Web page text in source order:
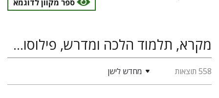
ספר מקוון לדוגמא
מקרא, תלמוד הלכה ומדרש, פילוסופיה ומחשבה יהודית, מקורות לחקר תרבות ישראל
558 תוצאות מחדש לישן